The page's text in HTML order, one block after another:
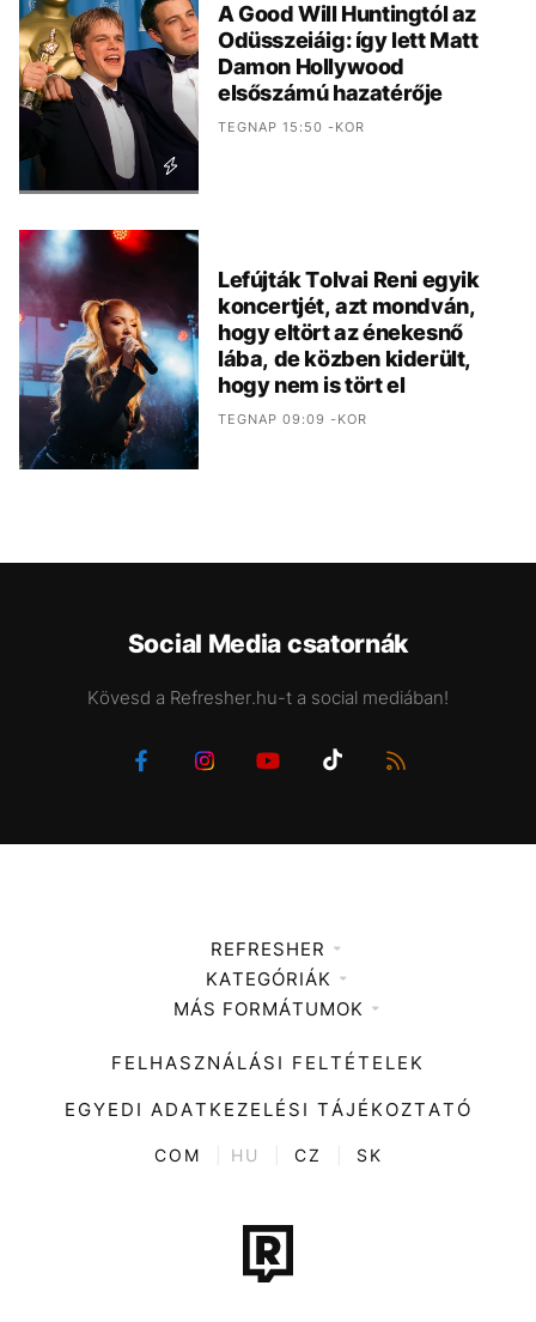
A Good Will Huntingtól az
Odüsszeiáig: így lett Matt
Damon Hollywood
elsőszámú hazatérője
TEGNAP 15:50 -KOR
Lefújták Tolvai Reni egyik
koncertjét, azt mondván,
hogy eltört az énekesnő
lába, de közben kiderült,
hogy nem is tört el
TEGNAP 09:09 -KOR
Social Media csatornák
Kövesd a Refresher.hu-t a social mediában!
REFRESHER
Médiaajánlat
KATEGÓRIÁK
Zene
Divat
Kultúra
ENTR
Tech-Tudomány
Sport
MÁS FORMÁTUMOK
FELHASZNÁLÁSI FELTÉTELEK
EGYEDI ADATKEZELÉSI TÁJÉKOZTATÓ
COM HU CZ SK